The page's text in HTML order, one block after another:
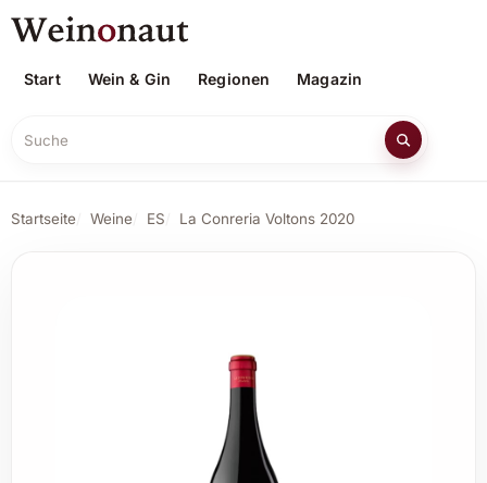
Start Wein & Gin Regionen Magazin
Suche
Startseite Weine ES La Conreria Voltons 2020